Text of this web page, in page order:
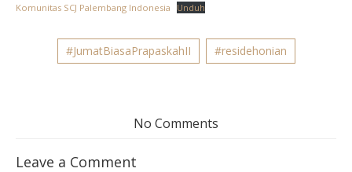
Komunitas SCJ Palembang Indonesia
Unduh
#JumatBiasaPrapaskahII #residehonian
No Comments
Leave a Comment